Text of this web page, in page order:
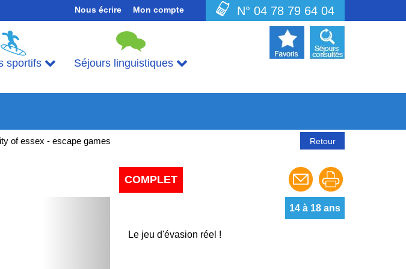
Nous écrire Mon compte N° 04 78 79 64 04
sportifs Séjours linguistiques
of essex - escape games Retour
COMPLET
14 à 18 ans
Le jeu d'évasion réel !